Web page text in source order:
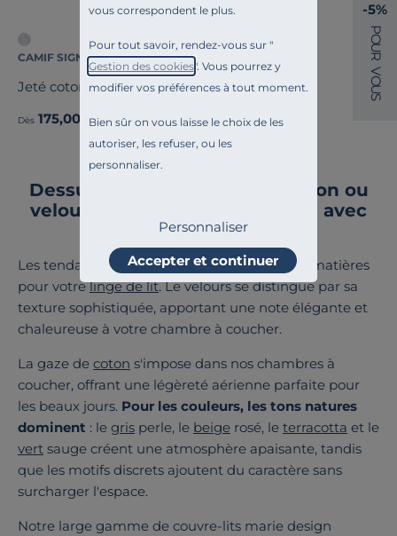
vous correspondent le plus.
Pour tout savoir, rendez-vous sur "
Gestion des cookies". Vous pourrez y
modifier vos préférences à tout moment.
Bien sûr on vous laisse le choix de les
autoriser, les refuser, ou les
personnaliser.
Personnaliser
Accepter et continuer
CAMIF SIGNATURE
Jeté coton Kiko
Dès 175,00 €
Dessus de lit de qualité en coton ou
velours : découvrez votre style avec
Camif
Les tendances célèbrent le retour aux belles matières
pour votrelinge de lit. Le velours se distingue par sa
texture sophistiquée, apportant une note élégante et
chaleureuse à votre chambre à coucher.
La gaze de coton s'impose dans nos chambres à
coucher, offrant une légèreté aérienne parfaite pour
les beaux jours. Pour les couleurs, les tons natures
dominent : le gris perle, le beige rosé, le terracotta et le
vert sauge créent une atmosphère apaisante, tandis
que les motifs discrets ajoutent du caractère sans
surcharger l'espace.
Notre large gamme de couvre-lits marie design
-5%
P
O
U
R
V
O
U
S